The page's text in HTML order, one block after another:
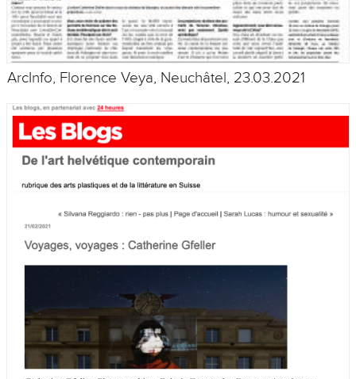
ArcInfo, Florence Veya, Neuchâtel, 23.03.2021